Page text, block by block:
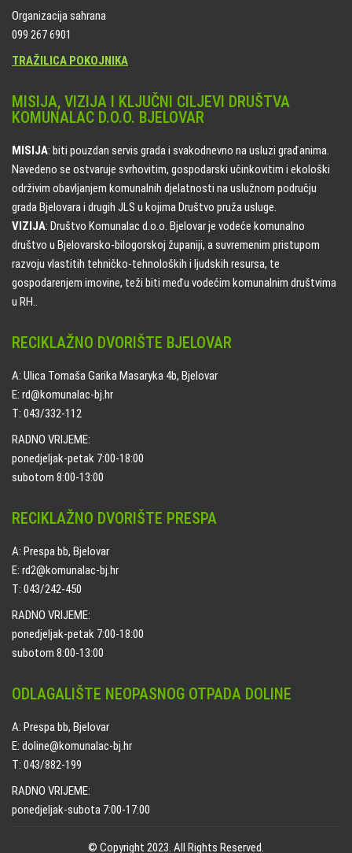
Organizacija sahrana
099 267 6901
TRAŽILICA POKOJNIKA
MISIJA, VIZIJA I KLJUČNI CILJEVI DRUŠTVA
KOMUNALAC D.O.O. BJELOVAR
MISIJA: biti pouzdan servis grada i svakodnevno na usluzi građanima.
Navedeno se ostvaruje svrhovitim, gospodarski učinkovitim i ekološki
održivim obavljanjem komunalnih djelatnosti na uslužnom području
grada Bjelovara i drugih JLS u kojima Društvo pruža usluge.
VIZIJA: Društvo Komunalac d.o.o. Bjelovar je vodeće komunalno
društvo u Bjelovarsko-bilogorskoj županiji, a suvremenim pristupom
razvoju vlastitih tehničko-tehnoloških i ljudskih resursa, te
gospodarenjem imovine, teži biti među vodećim komunalnim društvima
u RH..
RECIKLAŽNO DVORIŠTE BJELOVAR
A: Ulica Tomaša Garika Masaryka 4b, Bjelovar
E: rd@komunalac-bj.hr
T: 043/332-112
RADNO VRIJEME:
ponedjeljak-petak 7:00-18:00
subotom 8:00-13:00
RECIKLAŽNO DVORIŠTE PRESPA
A: Prespa bb, Bjelovar
E: rd2@komunalac-bj.hr
T: 043/242-450
RADNO VRIJEME:
ponedjeljak-petak 7:00-18:00
subotom 8:00-13:00
ODLAGALIŠTE NEOPASNOG OTPADA DOLINE
A: Prespa bb, Bjelovar
E: doline@komunalac-bj.hr
T: 043/882-199
RADNO VRIJEME:
ponedjeljak-subota 7:00-17:00
© Copyright 2023. All Rights Reserved.